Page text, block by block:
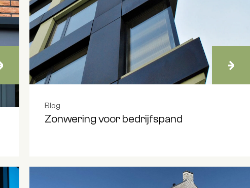
Blog
Zonwering voor bedrijfspand